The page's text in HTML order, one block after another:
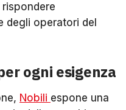
degli operatori del
ogni esigenza
Nobili espone una